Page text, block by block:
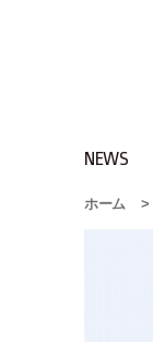
NEWS
ホーム >